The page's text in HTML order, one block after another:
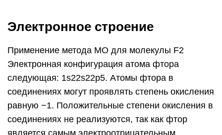
Электронное строение
Применение метода МО для молекулы F2
Электронная конфигурация атома фтора
следующая: 1s22s22p5. Атомы фтора в
соединениях могут проявлять степень окисления
равную −1. Положительные степени окисления в
соединениях не реализуются, так как фтор
является самым электроотрицательным